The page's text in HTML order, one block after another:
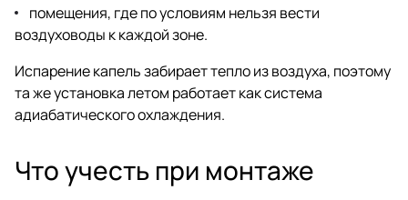
помещения, где по условиям нельзя вести
воздуховоды к каждой зоне.
Испарение капель забирает тепло из воздуха, поэтому
та же установка летом работает как система
адиабатического охлаждения.
Что учесть при монтаже